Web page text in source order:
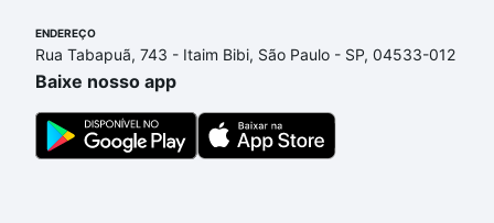
adequar ao seu orçamento. Se ainda tem alguma
dúvida dos custos envolvidos no processo de
compra, veja em nosso portal
um apartamento e conte com a gente para comprar
o imóvel dos seus sonhos com segurança e
ENDEREÇO
Rua Tabapuã, 743 - Itaim Bibi, São Paulo - SP, 04533-012
Baixe nosso app